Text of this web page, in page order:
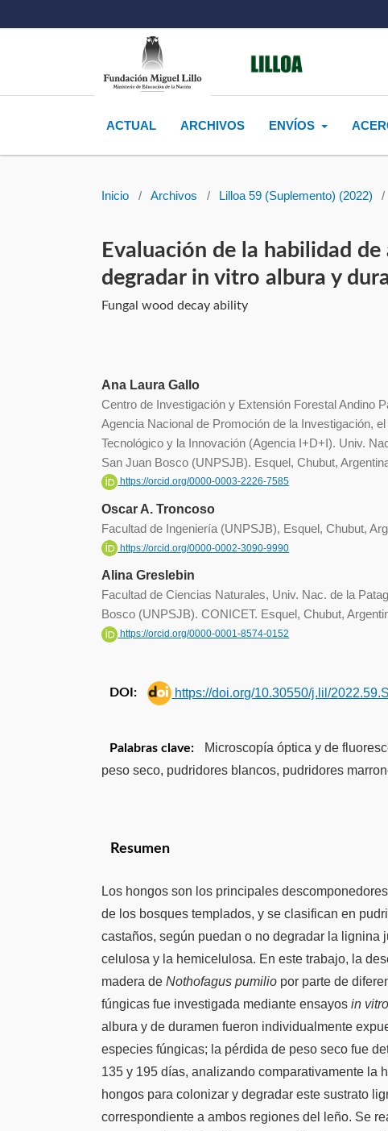
ACTUAL ARCHIVOS ENVÍOS
Inicio / Archivos / Lilloa 59 (Suplemento) (2022) /
Evaluación de la habilidad
degradar in vitro albura y
Fungal wood decay ability
Ana Laura Gallo
Centro de Investigación y Extensión Forestal Andino
Agencia Nacional de Promoción de la Investigación,
Tecnológico y la Innovación (Agencia I+D+I). Univ.
San Juan Bosco (UNPSJB). Esquel, Chubut,
https://orcid.org/0000-0003-2226-7585
Oscar A. Troncoso
Facultad de Ingeniería (UNPSJB), Esquel, Chubut,
https://orcid.org/0000-0002-3090-9990
Alina Greslebin
Facultad de Ciencias Naturales, Univ. Nac. de la
Bosco (UNPSJB). CONICET. Esquel, Chubut,
https://orcid.org/0000-0001-8574-0152
DOI: https://doi.org/10.30550/j.lil/
Palabras clave:
Microscopía óptica y de
peso seco, pudridores blancos, pudridores
Resumen
Los hongos son los principales
de los bosques templados, y se clasifican en
castaños, según puedan o no degradar la lignina
celulosa y la hemicelulosa. En este trabajo, la
madera deNothofagus pumilio por parte de
fúngicas fue investigada mediante ensayosin
albura y de duramen fueron individualmente
especies fúngicas; la pérdida de peso seco fue
135 y 195 días, analizando comparativamente la
hongos para colonizar y degradar este sustrato
correspondiente a ambos regiones del leño. Se